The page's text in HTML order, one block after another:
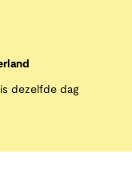
dezelfde dag